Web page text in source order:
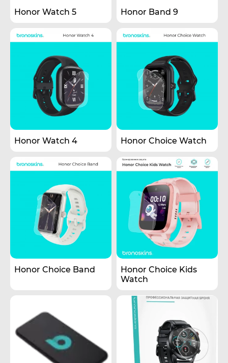
Honor Watch 5 Honor Band 9
Honor Watch 4 Honor Choice Watch
Honor Choice Band
Honor Choice Kids
Watch